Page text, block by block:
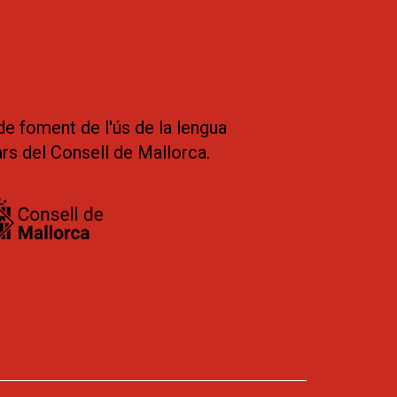
foment de l'ús de la lengua
del Consell de Mallorca.